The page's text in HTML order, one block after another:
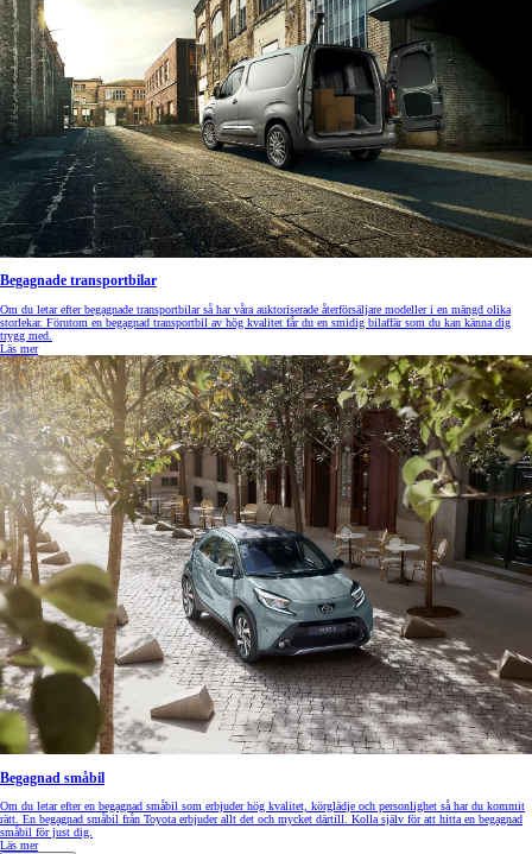
Begagnade transportbilar
Om du letar efter begagnade transportbilar så har våra auktoriserade återförsäljare modeller i en mängd olika
storlekar. Förutom en begagnad transportbil av hög kvalitet får du en smidig bilaffär som du kan känna dig
trygg med.
Läs mer
Begagnad småbil
Om du letar efter en begagnad småbil som erbjuder hög kvalitet, körglädje och personlighet så har du kommit
rätt. En begagnad småbil från Toyota erbjuder allt det och mycket därtill. Kolla själv för att hitta en begagnad
småbil för just dig.
Läs mer